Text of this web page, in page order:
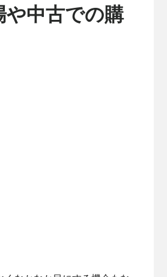
や中古での購